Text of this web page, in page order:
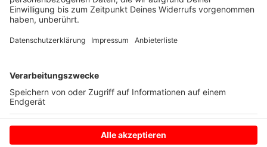
Anzeige
Anzeige